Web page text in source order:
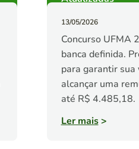
13/05/2026
Concurso UFMA
banca definida.
para garantir sua
alcançar uma
até R$ 4.485,18.
Ler mais>